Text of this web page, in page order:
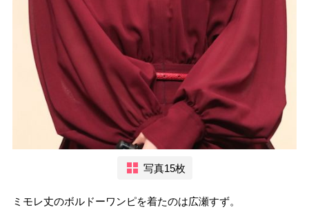
写真15枚
ミモレ丈のボルドーワンピを着たのは広瀬すず。